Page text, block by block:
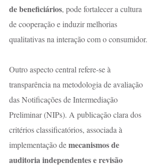
de beneficiários, pode fortalecer a cultura
de cooperação e induzir melhorias
qualitativas na interação com o consumidor.
Outro aspecto central refere-se à
transparência na metodologia de avaliação
das Notificações de Intermediação
Preliminar (NIPs). A publicação clara dos
critérios classificatórios, associada à
implementação de mecanismos de
auditoria independentes e revisão